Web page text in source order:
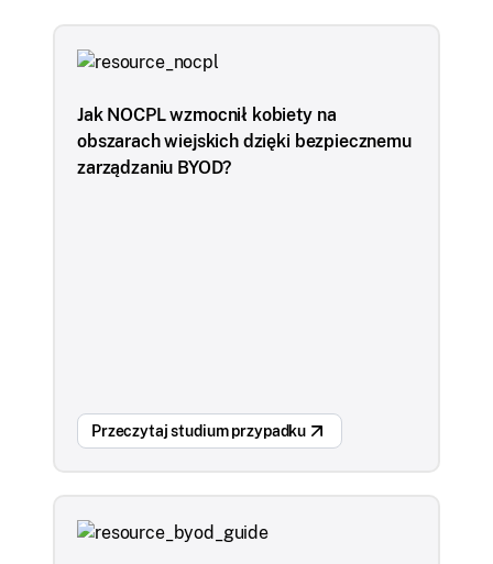
Jak NOCPL wzmocnił kobiety na
obszarach wiejskich dzięki bezpiecznemu
zarządzaniu BYOD?
Przeczytaj studium przypadku